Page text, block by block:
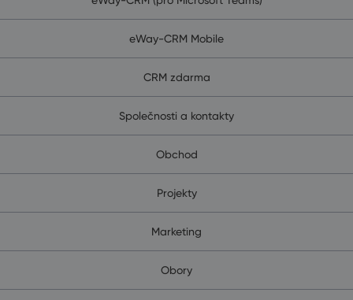
eWay-CRM Mobile
CRM zdarma
Společnosti a kontakty
Obchod
Projekty
Marketing
Obory